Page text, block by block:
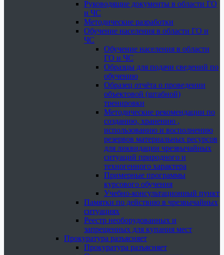
Руководящие документы в области ГО
и ЧС
Методические разработки
Обучение населения в области ГО и
ЧС
Обучение населения в области
ГО и ЧС
Образцы для подачи сведений по
обучению
Образец отчёта о проведении
объектовой (штабной)
тренировки
Методические рекомендации по
созданию, хранению ,
использованию и восполнению
резервов материальных ресурсов
для ликвидации чрезвычайных
ситуаций природного и
техногенного характера
Примерные программы
курсового обучения
Учебно-консультационный пункт
Памятки по действию в чрезвычайных
ситуациях
Реестр необорудованных и
запрещенных для купания мест
Прокуратура разъясняет
Прокуратура разъясняет